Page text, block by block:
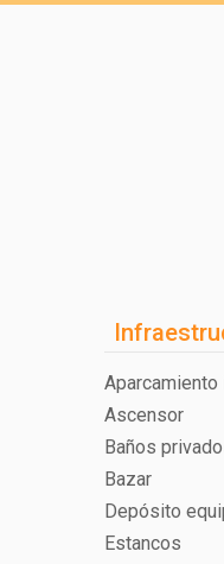
Aparcamiento
Ascensor
Baños
Bazar
Depósito
Estancos